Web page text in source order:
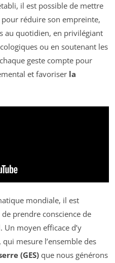
il est possible de mettre
pour réduire son empreinte,
au quotidien, en privilégiant
ou en soutenant les
geste compte pour
et favoriser la
mondiale, il est
prendre conscience de
moyen efficace d’y
, qui mesure l’ensemble des
(GES) que nous générons